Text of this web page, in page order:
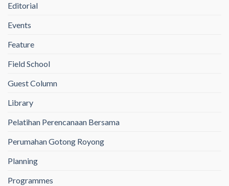
Editorial
Events
Feature
Field School
Guest Column
Library
Pelatihan Perencanaan Bersama
Perumahan Gotong Royong
Planning
Programmes